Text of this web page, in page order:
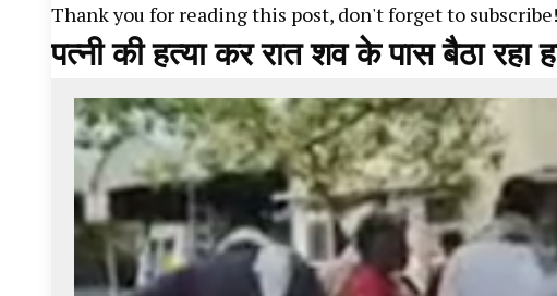
Thank you for reading this post, don't forget to subscribe!
पत्नी की हत्या कर रात शव के पास बैठा रहा